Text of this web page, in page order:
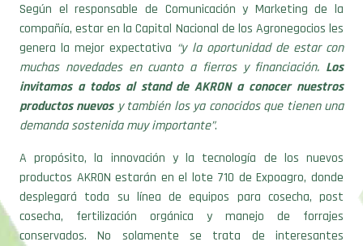
Según el responsable de Comunicación y Marketing de la
compañía, estar en la Capital Nacional de los Agronegocios les
genera la mejor expectativa “y la oportunidad de estar con
muchas novedades en cuanto a fierros y financiación. Los
invitamos a todos al stand de AKRON a conocer nuestros
productos nuevosy también los ya conocidos que tienen una
demanda sostenida muy importante”.
A propósito, la innovación y la tecnología de los nuevos
productos AKRON estarán en el lote 710 de Expoagro, donde
desplegará toda su línea de equipos para cosecha, post
cosecha, fertilización orgánica y manejo de forrajes
conservados. No solamente se trata de interesantes